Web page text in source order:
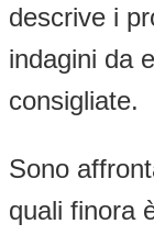
descrive i
indagini da
consigliate.
Sono
quali finora